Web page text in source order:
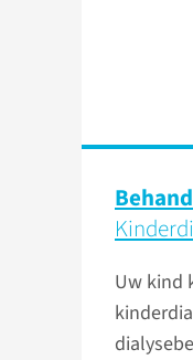
Uw kind